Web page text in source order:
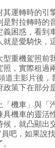
運轉時的引
對拉轉時的
困惑，看到
是愛騎快，
重機駕照前
，實際租過
道主影片後，
策下在部分
機車」與「
機車的靈活
，就凸顯出
吧，如果說找